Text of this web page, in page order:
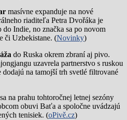
masívne expanduje na nové
riaditeľa Petra Dvořáka je
Indie, no značka sa po novom
či Uzbekistane. (Novinky)
do Ruska okrem zbraní aj pivo.
uzavrela partnerstvo s ruskou
na tamojší trh svetlé filtrované
sa na prahu tohtoročnej letnej sezóny
obuvi Baťa a spoločne uvádzajú
tenisiek. (oPivě.cz)